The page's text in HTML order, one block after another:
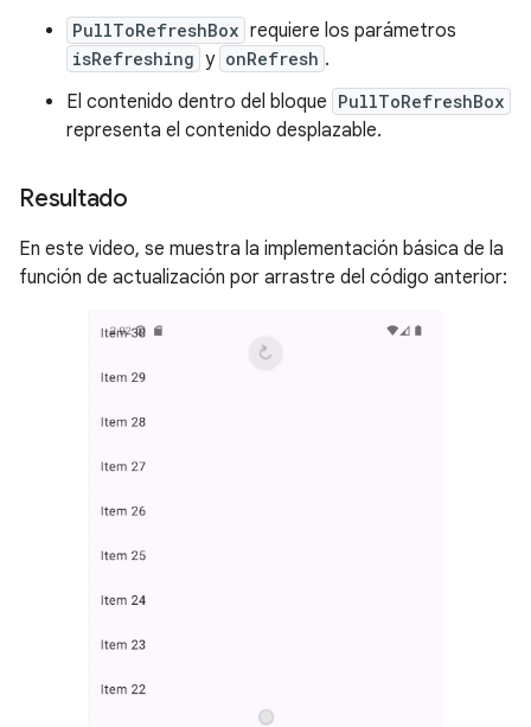
PullToRefreshBox requiere los parámetros
isRefreshing y onRefresh .
El contenido dentro del bloque PullToRefreshBox
representa el contenido desplazable.
Resultado
En este video, se muestra la implementación básica de la
función de actualización por arrastre del código anterior: